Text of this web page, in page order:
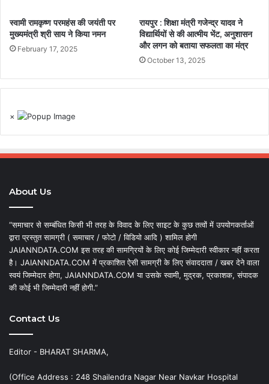
स्वामी रामकृष्ण परमहंस की जयंती पर
मुख्यमंत्री श्री साय ने किया नमन
February 17, 2025
रायपुर : शिक्षा मंत्री गजेन्द्र यादव ने
विद्यार्थियों से की आत्मीय भेंट, अनुशासन
और लगन को बताया सफलता का मंत्र
October 13, 2025
×
About Us
“समाचार से सम्बंधित किसी भी तरह के विवाद के लिए साइट के कुछ तत्वों में उपयोगकर्ताओं
द्वारा प्रस्तुत सामग्री ( समाचार / फोटो / विडियो आदि ) शामिल होगी
JAIANNDATA.COM इस तरह की सामग्रियों के लिए कोई जिम्मेदारी स्वीकार नहीं करता
है। JAIANNDATA.COM में प्रकाशित ऐसी सामग्री के लिए संवाददाता / खबर देने वाला
स्वयं जिम्मेदार होगा, JAIANNDATA.COM या उसके स्वामी, मुद्रक, प्रकाशक, संपादक
की कोई भी जिम्मेदारी नहीं होगी.”
Contact Us
Editor - BHARAT SHARMA,
(Office Address : 248 Shailendra Nagar Near Navkar Hospital